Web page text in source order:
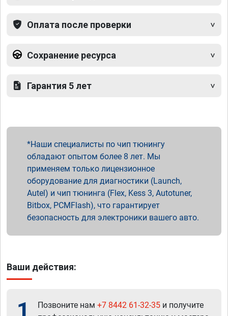
Оплата после проверки
Сохранение ресурса
Гарантия 5 лет
Наши специалисты по чип тюнингу
обладают опытом более 8 лет. Мы
применяем только лицензионное
оборудование для диагностики (Launch,
Autel) и чип тюнинга (Flex, Kess 3, Autotuner,
Bitbox, PCMFlash), что гарантирует
безопасность для электроники вашего авто.
Ваши действия:
1 Позвоните нам +7 8442 61-32-35 и получите